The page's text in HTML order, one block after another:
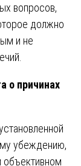
вопросов,
должно
и не
о причинах
убеждению,
объективном